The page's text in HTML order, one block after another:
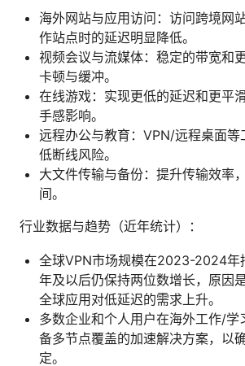
海外网站与应用访问：访问跨境网
作站点时的延迟明显降低。
视频会议与流媒体：稳定的带宽和
卡顿与缓冲。
在线游戏：实现更低的延迟和更平
手感影响。
远程办公与教育：VPN/远程桌面等
低断线风险。
大文件传输与备份：提升传输效率
间。
行业数据与趋势（近年统计）：
全球VPN市场规模在2023-2024年
年及以后仍保持两位数增长，原因
全球应用对低延迟的需求上升。
多数企业和个人用户在海外工作/学
备多节点覆盖的加速解决方案，以
定。